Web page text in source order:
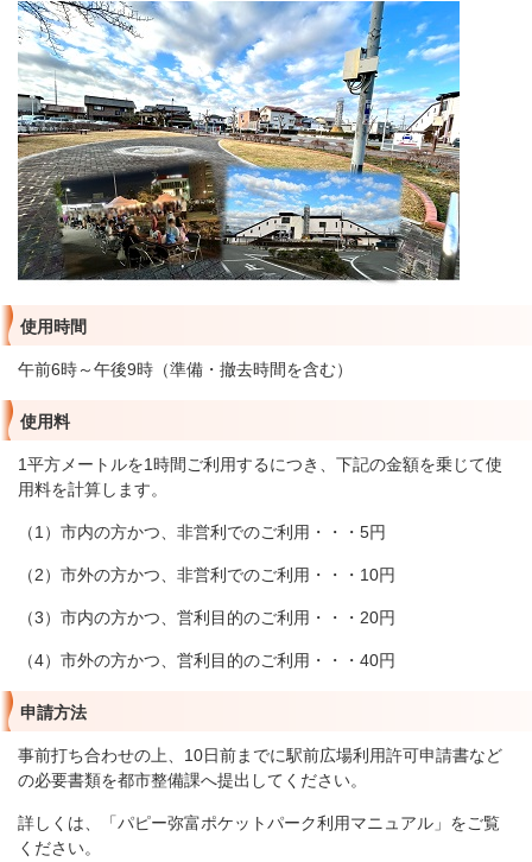
使用時間
午前6時～午後9時（準備・撤去時間を含む）
使用料
1平方メートルを1時間ご利用するにつき、下記の金額を乗じて使
用料を計算します。
（1）市内の方かつ、非営利でのご利用・・・5円
（2）市外の方かつ、非営利でのご利用・・・10円
（3）市内の方かつ、営利目的のご利用・・・20円
（4）市外の方かつ、営利目的のご利用・・・40円
申請方法
事前打ち合わせの上、10日前までに駅前広場利用許可申請書など
の必要書類を都市整備課へ提出してください。
詳しくは、「パピー弥富ポケットパーク利用マニュアル」をご覧
ください。